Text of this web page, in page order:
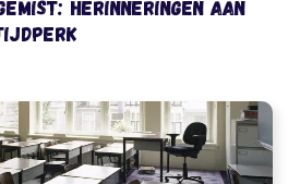
herinneringen aan